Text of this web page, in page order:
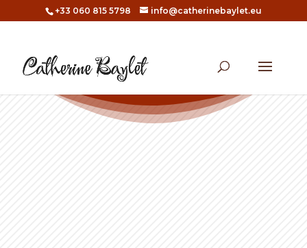
+33 060 815 5798 info@catherinebaylet.eu
Abstrait